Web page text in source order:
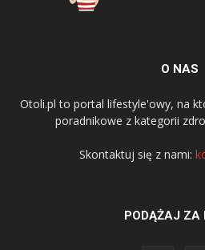
O NAS
Otoli.pl to portal lifestyle'owy, na
poradnikowe z kategorii
Skontaktuj się z nami:
PODĄŻAJ ZA